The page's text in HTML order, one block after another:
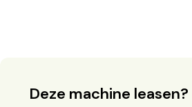
Deze machine leasen?